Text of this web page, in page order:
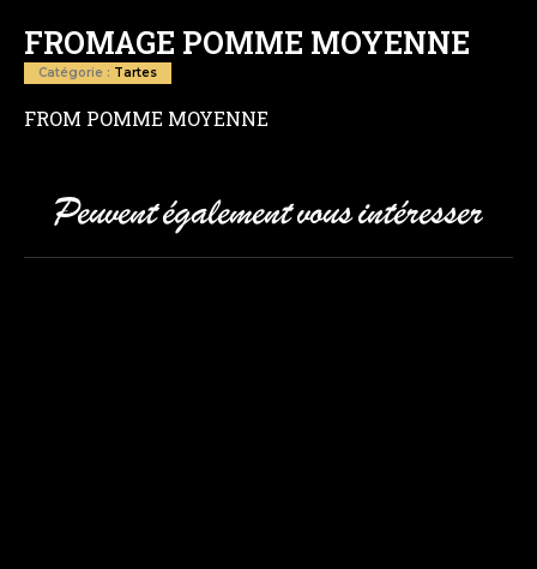
FROMAGE POMME MOYENNE
Catégorie : Tartes
FROM POMME MOYENNE
Peuvent également vous intéresser